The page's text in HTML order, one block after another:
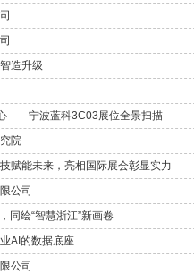
造升级
——宁波蓝科3C03展位全景扫描
院
赋能未来，亮相国际展会彰显实力
公司
同绘“智慧浙江”新画卷
AI的数据底座
公司